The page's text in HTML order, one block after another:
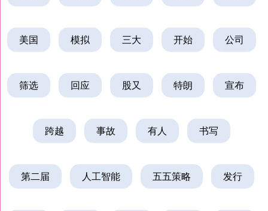
美国 模拟 三大 开始 公司
筛选 回应 股又 特朗 宣布
跨越 事故 有人 书写
第二届 人工智能 五五策略 发行